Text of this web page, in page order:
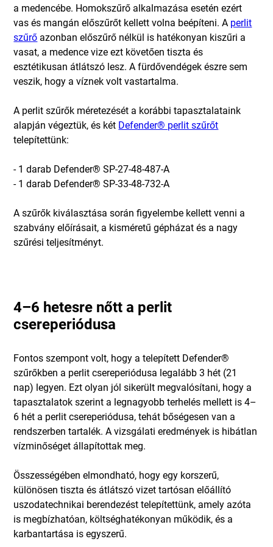
a medencébe. Homokszűrő alkalmazása esetén ezért
vas és mangán előszűrőt kellett volna beépíteni. A perlit
szűrő azonban előszűrő nélkül is hatékonyan kiszűri a
vasat, a medence vize ezt követően tiszta és
esztétikusan átlátszó lesz. A fürdővendégek észre sem
veszik, hogy a víznek volt vastartalma.
A perlit szűrők méretezését a korábbi tapasztalataink
alapján végeztük, és két Defender® perlit szűrőt
telepítettünk:
- 1 darab Defender® SP-27-48-487-A
- 1 darab Defender® SP-33-48-732-A
A szűrők kiválasztása során figyelembe kellett venni a
szabvány előírásait, a kisméretű gépházat és a nagy
szűrési teljesítményt.
4–6 hetesre nőtt a perlit
csereperiódusa
Fontos szempont volt, hogy a telepített Defender®
szűrőkben a perlit csereperiódusa legalább 3 hét (21
nap) legyen. Ezt olyan jól sikerült megvalósítani, hogy a
tapasztalatok szerint a legnagyobb terhelés mellett is 4–
6 hét a perlit csereperiódusa, tehát bőségesen van a
rendszerben tartalék. A vizsgálati eredmények is hibátlan
vízminőséget állapítottak meg.
Összességében elmondható, hogy egy korszerű,
különösen tiszta és átlátszó vizet tartósan előállító
uszodatechnikai berendezést telepítettünk, amely azóta
is megbízhatóan, költséghatékonyan működik, és a
karbantartása is egyszerű.